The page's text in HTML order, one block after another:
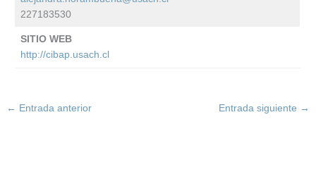
227183530
SITIO WEB
http://cibap.usach.cl
← Entrada anterior Entrada siguiente →